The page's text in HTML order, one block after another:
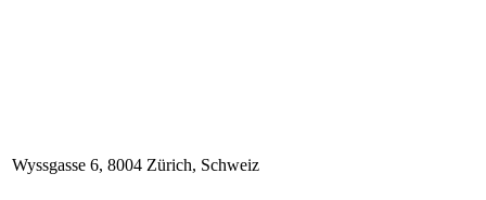
Wyssgasse 6, 8004 Zürich, Schweiz